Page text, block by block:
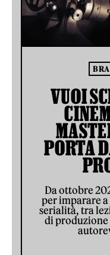
VUOI
PORTA
Da ottobre
per imparare
serialità, tra
di produzione